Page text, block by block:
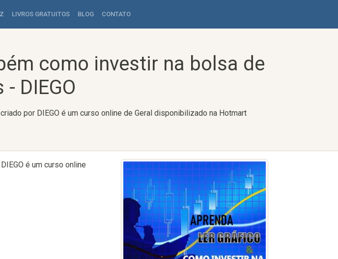
LIVROS GRATUITOS BLOG CONTATO
como investir na bolsa de
DIEGO
por DIEGO é um curso online de Geral disponibilizado na Hotmart
é um curso online